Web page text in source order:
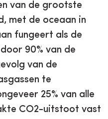
van de grootste
met de oceaan in
fungeert als de
90% van de
van de
te
25% van alle
CO2-uitstoot vast